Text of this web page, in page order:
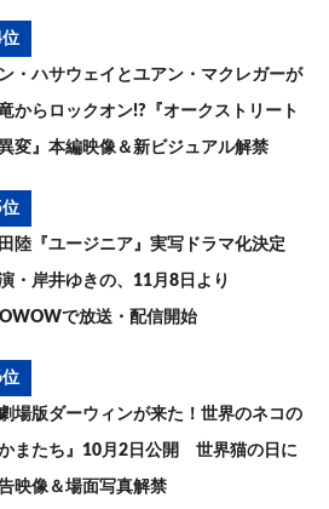
・ハサウェイとユアン・マクレガーが
からロックオン!?『オークストリート
変』本編映像＆新ビジュアル解禁
陸『ユージニア』実写ドラマ化決定
・岸井ゆきの、11月8日より
で放送・配信開始
劇場版ダーウィンが来た！世界のネコの
またち』10月2日公開 世界猫の日に
映像＆場面写真解禁